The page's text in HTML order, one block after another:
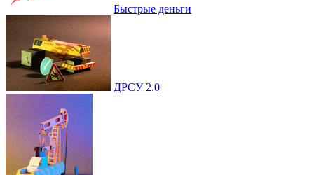
Быстрые деньги
ДРСУ 2.0